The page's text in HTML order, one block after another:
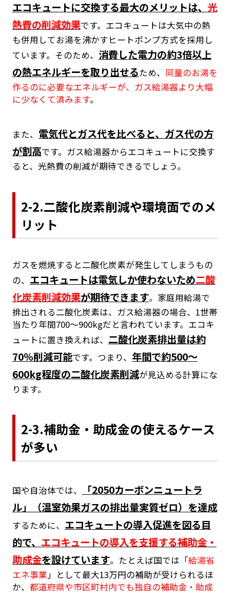
エコキュートに交換する最大のメリットは、 光
熱費の削減効果です。エコキュートは大気中の熱
も併用してお湯を沸かすヒートポンプ方式を採用し
ています。そのため、 消費した電力の約3倍以上
の熱エネルギーを取り出せるため、 同量のお湯を
作るのに必要なエネルギーが、ガス給湯器より大幅
に少なくて済みます。
また、 電気代とガス代を比べると、ガス代の方
が割高です。ガス給湯器からエコキュートに交換す
ると、光熱費の削減が期待できるでしょう。
2-2.二酸化炭素削減や環境面でのメ
リット
ガスを燃焼すると二酸化炭素が発生してしまうもの
の、 エコキュートは電気しか使わないため二酸
化炭素削減効果が期待できます。家庭用給湯で
排出される二酸化炭素は、ガス給湯器の場合、1世帯
当たり年間700～900kgだと言われています。エコキ
ュートに置き換えれば、 二酸化炭素排出量は約
70％削減可能です。つまり、 年間で約500～
600kg程度の二酸化炭素削減が見込める計算にな
ります。
2-3.補助金・助成金の使えるケース
が多い
国や自治体では、
「2050カーボンニュートラ
ル」（温室効果ガスの排出量実質ゼロ）を達成
するために、 エコキュートの導入促進を図る目
的で、 エコキュートの導入を支援する補助金・
助成金を設けています。たとえば国では「給湯省
エネ事業」として最大13万円の補助が受けられるほ
か、 都道府県や市区町村内でも独自の補助金・助成